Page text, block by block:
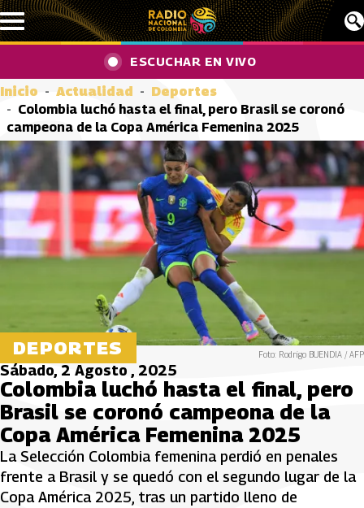
Pasar al contenido principal
ESCUCHAR EN VIVO
Inicio Actualidad
Deportes
Colombia luchó hasta el final, pero Brasil se coronó
campeona de la Copa América Femenina 2025
DEPORTES Foto: Rodrigo BUENDIA / AFP
Sábado, 2 Agosto , 2025
Colombia luchó hasta el final, pero
Brasil se coronó campeona de la
Copa América Femenina 2025
La Selección Colombia femenina perdió en penales
frente a Brasil y se quedó con el segundo lugar de la
Copa América 2025, tras un partido lleno de